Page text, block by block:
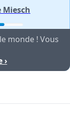
Miesch
monde ! Vous
›